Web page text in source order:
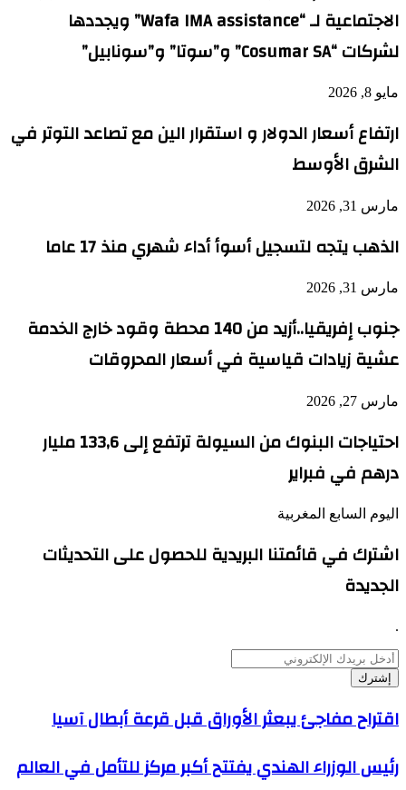
الاجتماعية لـ “Wafa IMA assistance” ويجددها
لشركات “Cosumar SA” و”سوتا” و”سونابيل”
مايو 8, 2026
ارتفاع أسعار الدولار و استقرار الين مع تصاعد التوتر في
الشرق الأوسط
مارس 31, 2026
الذهب يتجه لتسجيل أسوأ أداء شهري منذ 17 عاما
مارس 31, 2026
جنوب إفريقيا..أزيد من 140 محطة وقود خارج الخدمة
عشية زيادات قياسية في أسعار المحروقات
مارس 27, 2026
احتياجات البنوك من السيولة ترتفع إلى 133,6 مليار
درهم في فبراير
اليوم السابع المغربية
اشترك في قائمتنا البريدية للحصول على التحديثات
الجديدة
.
أدخل
بريدك
الإلكتروني
اقتراح
مفاجئ
الأوراق
قبل
اقتراح مفاجئ يبعثر الأوراق قبل قرعة أبطال آسيا
رئيس
الوزراء
رئيس الوزراء الهندي يفتتح أكبر مركز للتأمل في العالم